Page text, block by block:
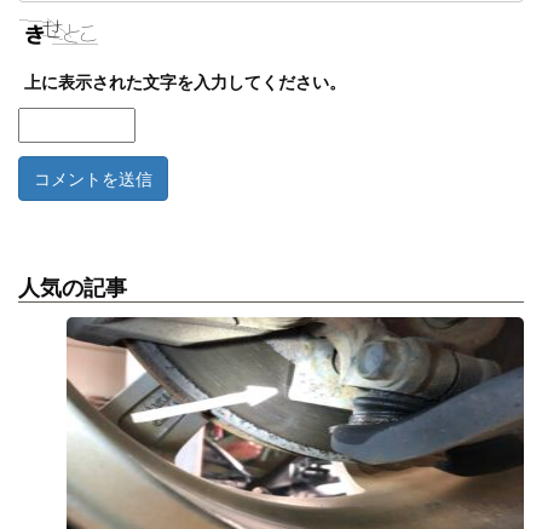
上に表示された文字を入力してください。
人気の記事